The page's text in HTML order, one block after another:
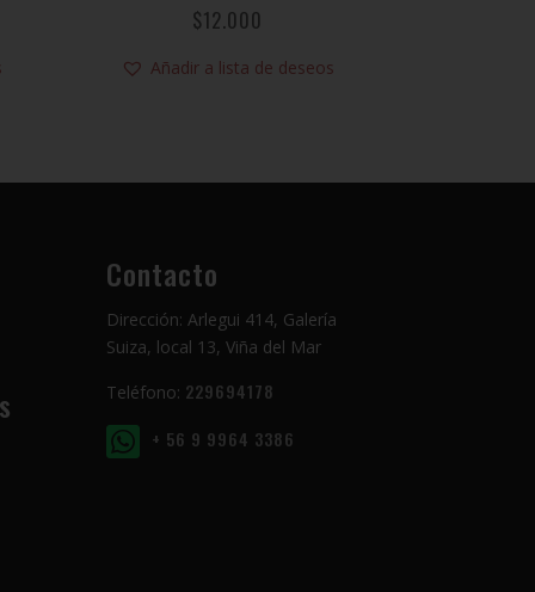
$12.000
Añadir a lista de deseos
Contacto
Dirección: Arlegui 414, Galería
Suiza, local 13, Viña del Mar
Teléfono: 229694178
+ 56 9 9964 3386